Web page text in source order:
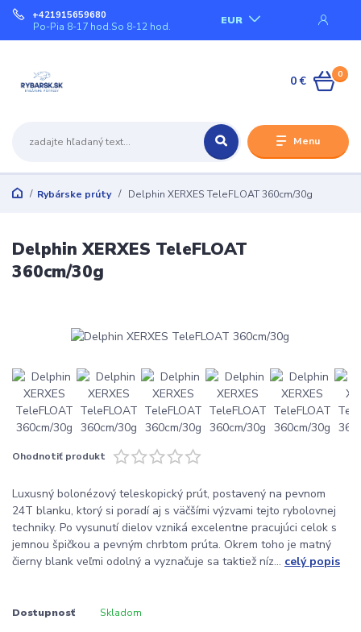
Menu
EUR
+421915659680
Po-Pia 8-17 hod.So 8-12 hod.
0
0 €
Rybárske prúty Delphin XERXES TeleFLOAT 360cm/30g
Delphin XERXES TeleFLOAT
360cm/30g
Ohodnotiť produkt
Luxusný bolonézový teleskopický prút, postavený na pevnom
24T blanku, ktorý si poradí aj s väčšími výzvami tejto rybolovnej
techniky. Po vysunutí dielov vzniká excelentne pracujúci celok s
jemnou špičkou a pevným chrbtom prúta. Okrem toho je matný
čierny blank veľmi odolný a vyznačuje sa taktiež níz... celý popis
Dostupnosť Skladom